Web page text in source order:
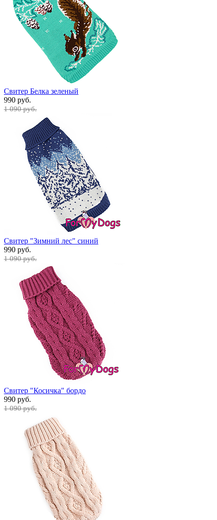
Свитер Белка зеленый
990 руб.
1 090 руб.
Свитер "Зимний лес" синий
990 руб.
1 090 руб.
Свитер "Косичка" бордо
990 руб.
1 090 руб.